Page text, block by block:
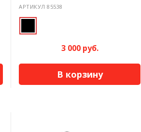
АРТИКУЛ 85538
3 000 руб.
В корзину